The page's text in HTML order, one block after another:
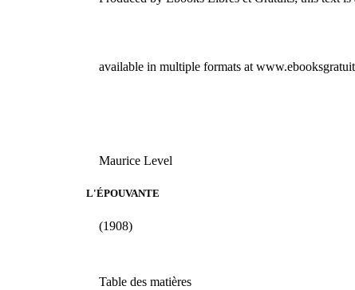
available in multiple formats at
Maurice Level
L'ÉPOUVANTE
(1908)
Table des matières